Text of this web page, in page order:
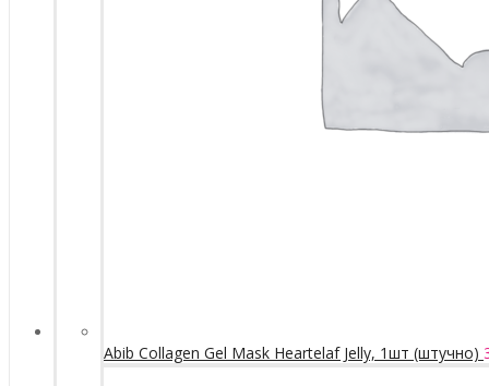
Abib Collagen Gel Mask Heartelaf Jelly, 1шт (штучно)